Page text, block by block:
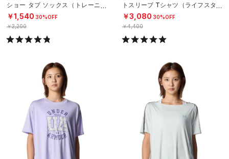
ショー タブ ソックス（トレーニン
グ/UNISEX）
￥1,540 30%OFF
￥2,200
トスリーブ Tシャツ（ライフスタイ
ル/WOMEN）
￥3,080 30%OFF
￥4,400